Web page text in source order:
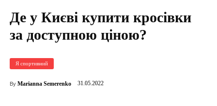
Де у Києві купити кросівки
за доступною ціною?
Я спортивний
By Marianna Semerenko 31.05.2022